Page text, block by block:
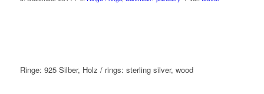
Ringe: 925 Silber, Holz / rings: sterling silver, wood